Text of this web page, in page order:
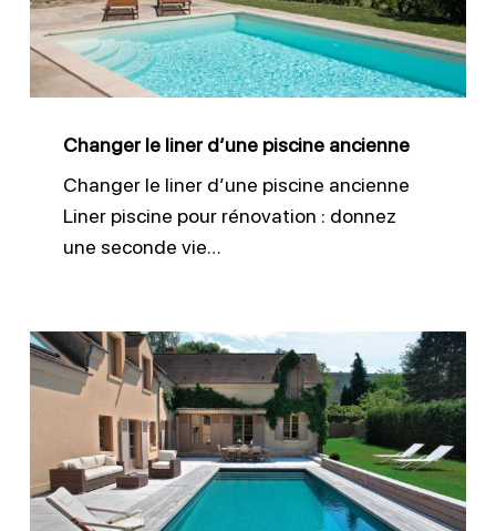
piscine
ancienne
Changer le liner d’une piscine ancienne
Changer le liner d’une piscine ancienne
Liner piscine pour rénovation : donnez
une seconde vie…
Installation
membrane
piscine
béton